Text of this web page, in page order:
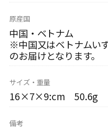
原産国
中国・ベトナム
※中国又はベトナムい
のお届けとなります。
サイズ・重量
16×7×9:cm 50.6g
備考